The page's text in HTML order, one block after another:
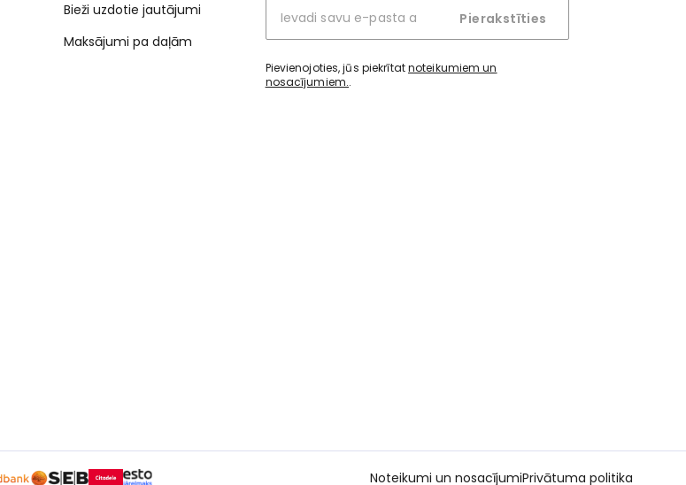
Bieži uzdotie jautājumi
Maksājumi pa daļām
Pierakstīties
Pievienojoties, jūs piekrītatnoteikumiem un
nosacījumiem..
Noteikumi un nosacījumiPrivātuma politika